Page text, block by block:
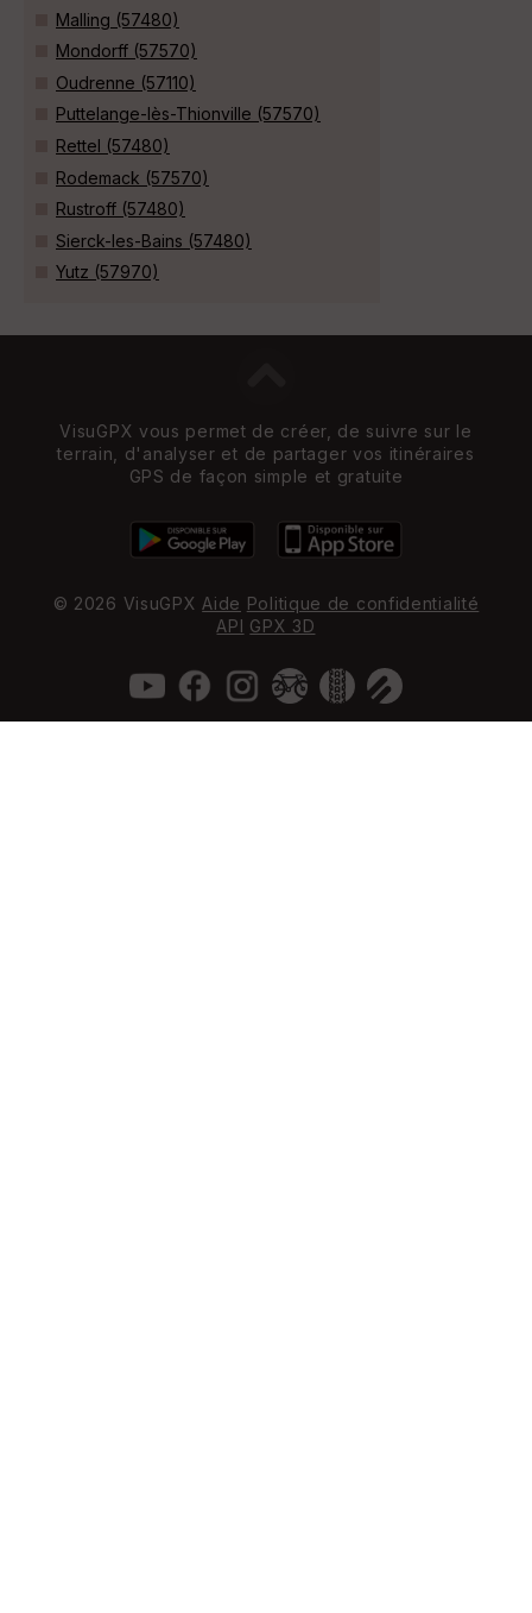
Malling (57480)
Mondorff (57570)
Oudrenne (57110)
Puttelange-lès-Thionville (57570)
Rettel (57480)
Rodemack (57570)
Rustroff (57480)
Sierck-les-Bains (57480)
Yutz (57970)
VisuGPX vous permet de créer, de suivre sur le
terrain, d'analyser et de partager vos itinéraires
GPS de façon simple et gratuite
© 2026 VisuGPX Aide Politique de confidentialité
API GPX 3D